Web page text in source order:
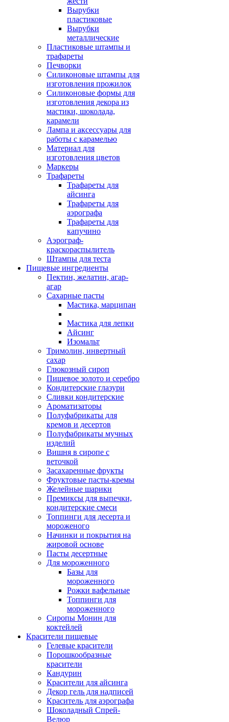
Вырубки
пластиковые
Вырубки
металлические
Пластиковые штампы и
трафареты
Печворки
Силиконовые штампы для
изготовления прожилок
Силиконовые формы для
изготовления декора из
мастики, шоколада,
карамели
Лампа и аксессуары для
работы с карамелью
Материал для
изготовления цветов
Маркеры
Трафареты
Трафареты для
айсинга
Трафареты для
аэрографа
Трафареты для
капучино
Аэрограф-
краскораспылитель
Штампы для теста
Пищевые ингредиенты
Пектин, желатин, агар-
агар
Сахарные пасты
Мастика, марципан
Мастика для лепки
Айсинг
Изомальт
Тримолин, инвертный
сахар
Глюкозный сироп
Пищевое золото и серебро
Кондитерские глазури
Сливки кондитерские
Ароматизаторы
Полуфабрикаты для
кремов и десертов
Полуфабрикаты мучных
изделий
Вишня в сиропе с
веточкой
Засахаренные фрукты
Фруктовые пасты-кремы
Желейные шарики
Премиксы для выпечки,
кондитерские смеси
Топпинги для десерта и
мороженого
Начинки и покрытия на
жировой основе
Пасты десертные
Для мороженного
Базы для
мороженного
Рожки вафельные
Топпинги для
мороженного
Сиропы Монин для
коктейлей
Красители пищевые
Гелевые красители
Порошкообразные
красители
Кандурин
Красители для айсинга
Декор гель для надписей
Краситель для аэрографа
Шоколадный Спрей-
Велюр